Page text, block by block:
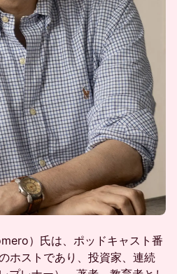
）氏は、ポッドキャスト番
ホストであり、投資家、連続